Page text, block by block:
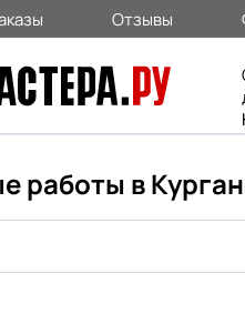
Отзывы
работы в